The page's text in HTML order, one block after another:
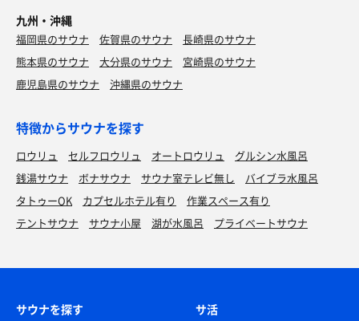
九州・沖縄
福岡県のサウナ 佐賀県のサウナ
長崎県のサウナ
熊本県のサウナ
大分県のサウナ
宮崎県のサウナ
鹿児島県のサウナ
沖縄県のサウナ
特徴からサウナを探す
ロウリュ セルフロウリュ オートロウリュ
グルシン水風呂
銭湯サウナ
ボナサウナ サウナ室テレビ無し
バイブラ水風呂
タトゥーOK
カプセルホテル有り
作業スペース有り
テントサウナ
サウナ小屋 湖が水風呂 プライベートサウナ
サウナを探す サ活